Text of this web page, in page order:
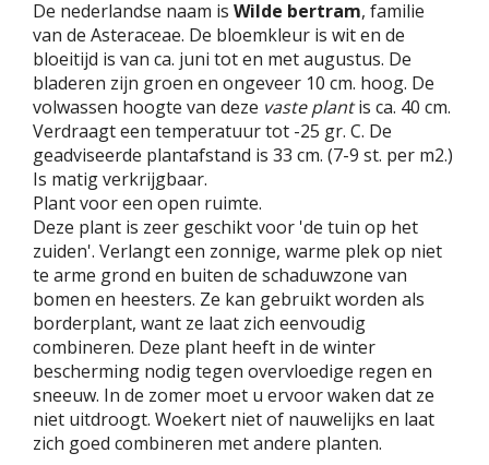
De nederlandse naam is Wilde bertram, familie
van de Asteraceae. De bloemkleur is wit en de
bloeitijd is van ca. juni tot en met augustus. De
bladeren zijn groen en ongeveer 10 cm. hoog. De
volwassen hoogte van deze vaste plantis ca. 40 cm.
Verdraagt een temperatuur tot -25 gr. C. De
geadviseerde plantafstand is 33 cm. (7-9 st. per m2.)
Is matig verkrijgbaar.
Plant voor een open ruimte.
Deze plant is zeer geschikt voor 'de tuin op het
zuiden'. Verlangt een zonnige, warme plek op niet
te arme grond en buiten de schaduwzone van
bomen en heesters. Ze kan gebruikt worden als
borderplant, want ze laat zich eenvoudig
combineren. Deze plant heeft in de winter
bescherming nodig tegen overvloedige regen en
sneeuw. In de zomer moet u ervoor waken dat ze
niet uitdroogt. Woekert niet of nauwelijks en laat
zich goed combineren met andere planten.